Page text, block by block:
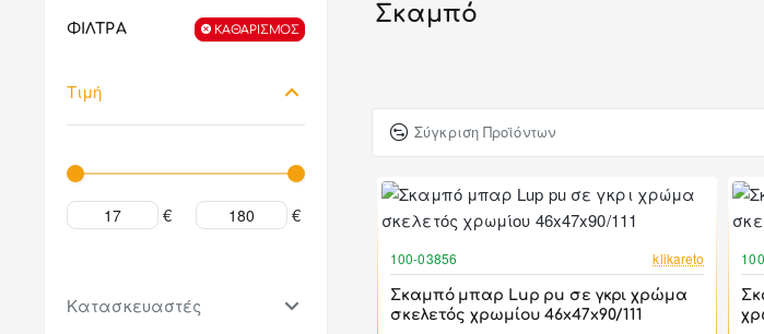
ΦΙΛΤΡΑ ΚΑΘΑΡΙΣΜΌΣ
Τιμή
€ €
Κατασκευαστές
Σκαμπό
Σύγκριση Προϊόντων
100-03856 klikareto
Σκαμπό μπαρ Lup pu σε γκρι χρώμα
σκελετός χρωμίου 46x47x90/111